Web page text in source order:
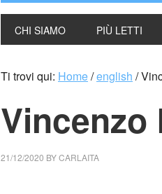
CHI SIAMO PIÙ LETTI
Ti trovi qui: Home/english /
Vincenzo
21/12/2020 BYCARLAITA